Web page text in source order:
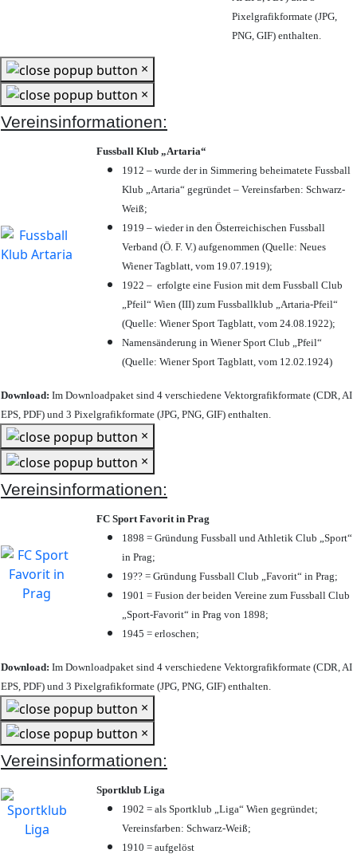
Pixelgrafikformate (JPG,
PNG, GIF) enthalten.
×
×
Vereinsinformationen:
Fussball Klub „Artaria“
1912 – wurde der in Simmering beheimatete Fussball
Klub „Artaria“ gegründet – Vereinsfarben: Schwarz-
Weiß;
1919 – wieder in den Österreichischen Fussball
Verband (Ö. F. V.) aufgenommen (Quelle: Neues
Wiener Tagblatt, vom 19.07.1919);
1922 – erfolgte eine Fusion mit dem Fussball Club
„Pfeil“ Wien (III) zum Fussballklub „Artaria-Pfeil“
(Quelle: Wiener Sport Tagblatt, vom 24.08.1922);
Namensänderung in Wiener Sport Club „Pfeil“
(Quelle: Wiener Sport Tagblatt, vom 12.02.1924)
Download: Im Downloadpaket sind 4 verschiedene Vektorgrafikformate (CDR, AI
EPS, PDF) und 3 Pixelgrafikformate (JPG, PNG, GIF) enthalten.
×
×
Vereinsinformationen:
FC Sport Favorit in Prag
1898 = Gründung Fussball und Athletik Club „Sport“
in Prag;
19?? = Gründung Fussball Club „Favorit“ in Prag;
1901 = Fusion der beiden Vereine zum Fussball Club
„Sport-Favorit“ in Prag von 1898;
1945 = erloschen;
Download: Im Downloadpaket sind 4 verschiedene Vektorgrafikformate (CDR, AI
EPS, PDF) und 3 Pixelgrafikformate (JPG, PNG, GIF) enthalten.
×
×
Vereinsinformationen:
Sportklub Liga
1902 = als Sportklub „Liga“ Wien gegründet;
Vereinsfarben: Schwarz-Weiß;
1910 = aufgelöst